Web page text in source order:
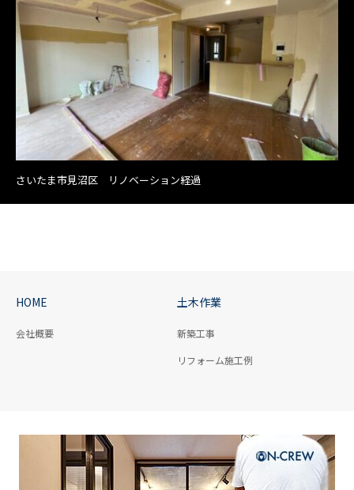
さいたま市見沼区 リノベーション経過
HOME
会社概要
土木作業
新築工事
リフォーム施工例